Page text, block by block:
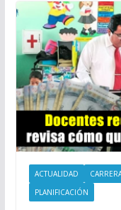
ACTUALIDAD
PLANIFICACIÓN